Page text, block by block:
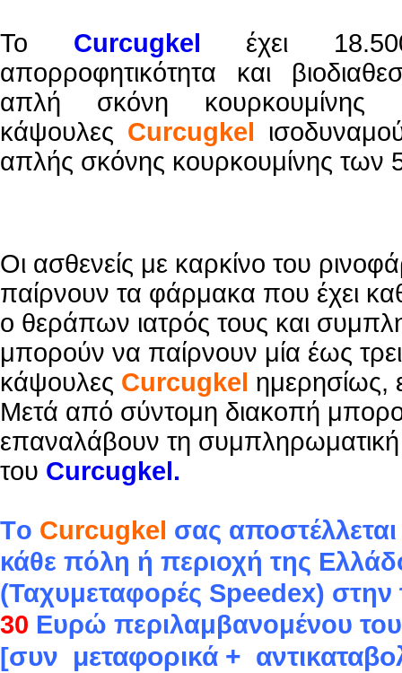
To Curcugkel
έχει
απορροφητικότητα και
απλή σκόνη κουρκουμίνης
κάψουλες Curcugkel
απλής σκόνης κουρκουμίνης των
Οι ασθενείς με καρκίνο του
παίρνουν τα φάρμακα που έχει
ο θεράπων ιατρός τους και
μπορούν να παίρνουν μία έως
κάψουλες Curcugkel ημερησίως,
Μετά από σύντομη διακοπή
επαναλάβουν τη
του Curcugkel.
Tο Curcugkel σας
κάθε πόλη ή περιοχή της
(Ταχυμεταφορές Speedex) στην
30 Ευρώ περιλαμβανομένου
[συν μεταφορικά +